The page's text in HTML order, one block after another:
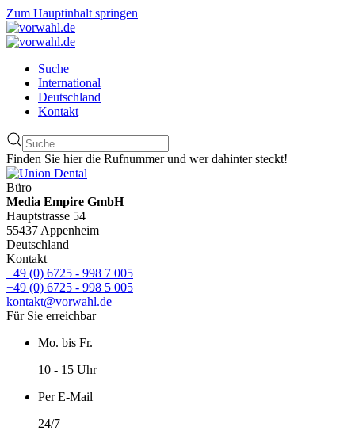
Zum Hauptinhalt springen
Suche
International
Deutschland
Kontakt
Finden Sie hier die Rufnummer und wer dahinter steckt!
Büro
Media Empire GmbH
Hauptstrasse 54
55437 Appenheim
Deutschland
Kontakt
+49 (0) 6725 - 998 7 005
+49 (0) 6725 - 998 5 005
kontakt@vorwahl.de
Für Sie erreichbar
Mo. bis Fr.
10 - 15 Uhr
Per E-Mail
24/7